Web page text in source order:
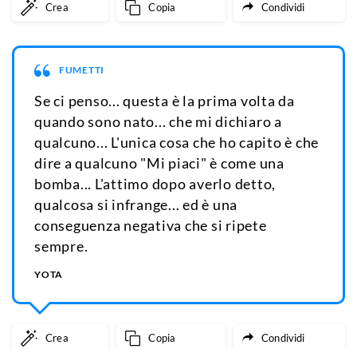
Crea Copia Condividi
FUMETTI
Se ci penso... questa è la prima volta da
quando sono nato... che mi dichiaro a
qualcuno... L'unica cosa che ho capito è che
dire a qualcuno "Mi piaci" è come una
bomba... L'attimo dopo averlo detto,
qualcosa si infrange... ed è una
conseguenza negativa che si ripete
sempre.
YOTA
Crea Copia Condividi